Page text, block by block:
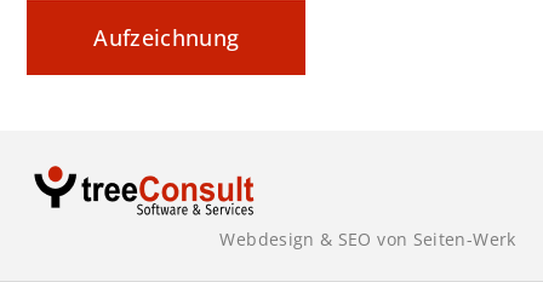
Aufzeichnung
Webdesign & SEO von Seiten-Werk